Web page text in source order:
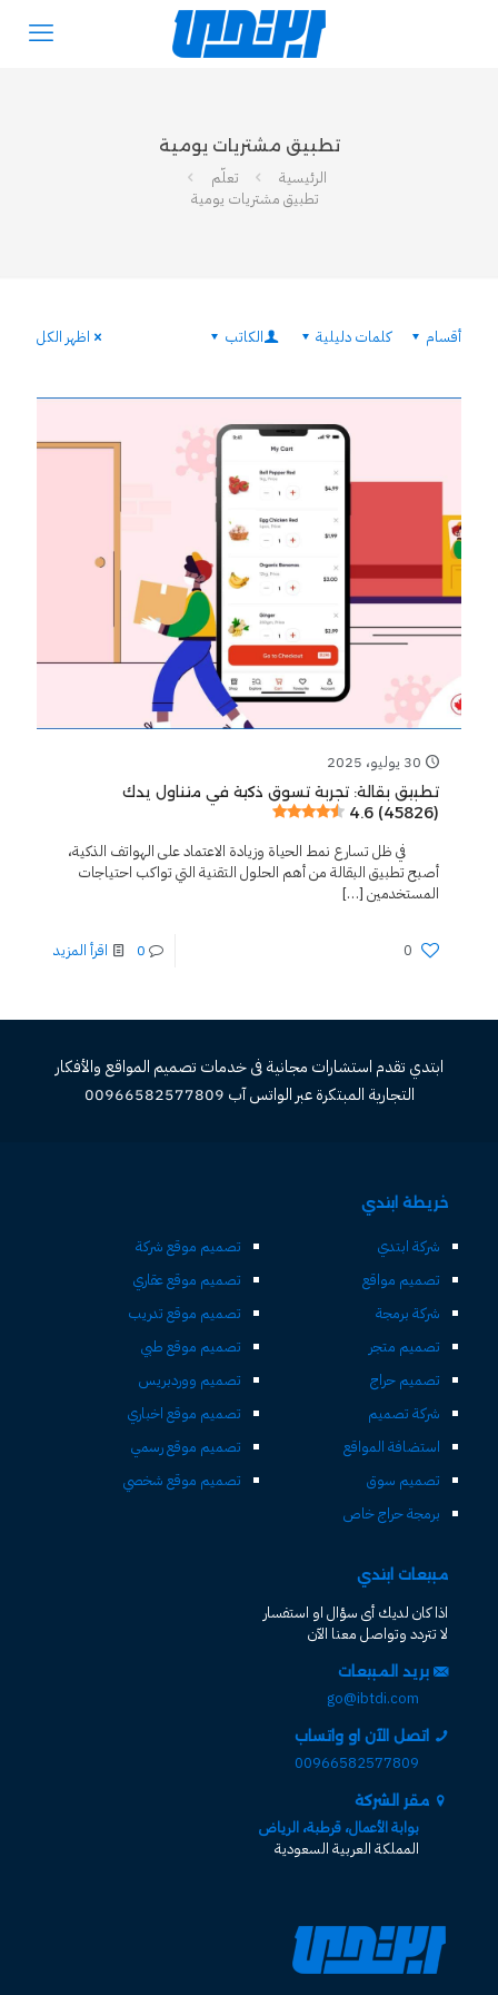
تطبيق مشتريات يومية
الرئيسية
تعلّم
تطبيق مشتريات يومية
أقسام كلمات دليلية الكاتب اظهر الكل
30 يوليو، 2025
تطبيق بقالة: تجربة تسوق ذكية في متناول يدك
4.6 (45826)
في ظل تسارع نمط الحياة وزيادة الاعتماد على الهواتف الذكية،
أصبح تطبيق البقالة من أهم الحلول التقنية التي تواكب احتياجات
المستخدمين […]
0
0 اقرأ المزيد
ابتدي تقدم استشارات مجانية فى خدمات تصميم المواقع والأفكار
التجارية المبتكرة عبر الواتس آب 00966582577809
خريطة ابتدي
شركة ابتدي
تصميم مواقع
شركة برمجة
تصميم متجر
تصميم حراج
شركة تصميم
استضافة المواقع
تصميم سوق
برمجة حراج خاص
تصميم موقع شركة
تصميم موقع عقاري
تصميم موقع تدريب
تصميم موقع طبي
تصميم ووردبريس
تصميم موقع اخباري
تصميم موقع رسمي
تصميم موقع شخصي
مبيعات ابتدي
اذا كان لديك أى سؤال او استفسار
لا تتردد وتواصل معنا الآن
بريد المبيعات
go@ibtdi.com
اتصل الآن او واتساب
00966582577809
مقر الشركة
بوابة الأعمال، قرطبة، الرياض
المملكة العربية السعودية